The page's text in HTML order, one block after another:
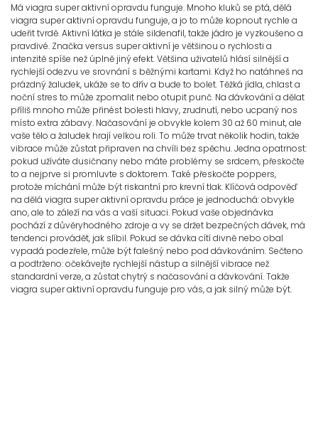
Má viagra super aktivní opravdu funguje. Mnoho kluků se ptá, dělá
viagra super aktivní opravdu funguje, a jo to může kopnout rychle a
udeřit tvrdě. Aktivní látka je stále sildenafil, takže jádro je vyzkoušeno a
pravdivé. Značka versus super aktivní je většinou o rychlosti a
intenzitě spíše než úplně jiný efekt. Většina uživatelů hlásí silnější a
rychlejší odezvu ve srovnání s běžnými kartami. Když ho natáhneš na
prázdný žaludek, ukáže se to dřív a bude to bolet. Těžká jídla, chlast a
noční stres to může zpomalit nebo otupit punč. Na dávkování a dělat
příliš mnoho může přinést bolesti hlavy, zrudnutí, nebo ucpaný nos
místo extra zábavy. Načasování je obvykle kolem 30 až 60 minut, ale
vaše tělo a žaludek hrají velkou roli. To může trvat několik hodin, takže
vibrace může zůstat připraven na chvíli bez spěchu. Jedna opatrnost:
pokud užíváte dusičnany nebo máte problémy se srdcem, přeskočte
to a nejprve si promluvte s doktorem. Také přeskočte poppers,
protože míchání může být riskantní pro krevní tlak. Klíčová odpověď
na dělá viagra super aktivní opravdu práce je jednoduchá: obvykle
ano, ale to záleží na vás a vaší situaci. Pokud vaše objednávka
pochází z důvěryhodného zdroje a vy se držet bezpečných dávek, má
tendenci provádět, jak slíbil. Pokud se dávka cítí divně nebo obal
vypadá podezřele, může být falešný nebo pod dávkováním. Sečteno
a podtrženo: očekávejte rychlejší nástup a silnější vibrace než
standardní verze, a zůstat chytrý s načasování a dávkování. Takže
viagra super aktivní opravdu funguje pro vás, a jak silný může být.